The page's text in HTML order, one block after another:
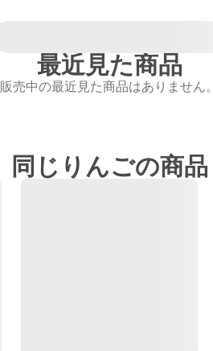
最近見た商品
販売中の最近見た商品はありません。
同じりんごの商品